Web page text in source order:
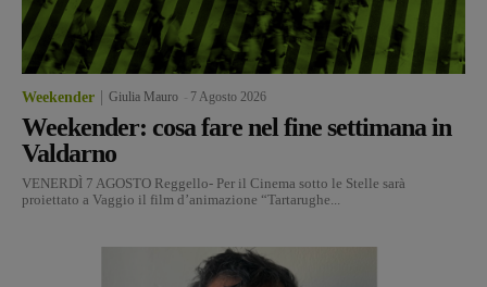
Weekender Giulia Mauro 7 Agosto 2026
Weekender: cosa fare nel fine settimana in
Valdarno
VENERDÌ 7 AGOSTO Reggello- Per il Cinema sotto le Stelle sarà
proiettato a Vaggio il film d’animazione “Tartarughe...